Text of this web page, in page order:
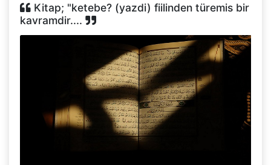
Kitap; "ketebe? (yazdi) fiilinden türemis bir
kavramdir....